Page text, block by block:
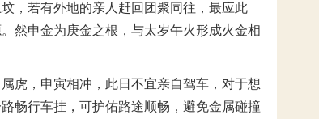
，若有外地的亲人赶回团聚同往，最应此
然申金为庚金之根，与太岁午火形成火金相
虎，申寅相冲，此日不宜亲自驾车，对于想
畅行车挂，可护佑路途顺畅，避免金属碰撞